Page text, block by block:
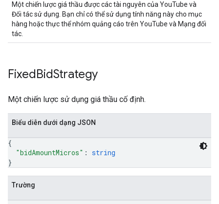
Một chiến lược giá thầu được các tài nguyên của YouTube và
Đối tác sử dụng. Bạn chỉ có thể sử dụng tính năng này cho mục
hàng hoặc thực thể nhóm quảng cáo trên YouTube và Mạng đối
tác.
FixedBidStrategy
Một chiến lược sử dụng giá thầu cố định.
Biểu diễn dưới dạng JSON
{
"bidAmountMicros" : string
}
Trường